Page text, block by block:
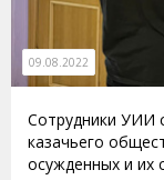
09.08.2022
Сотрудники УИИ
казачьего
осужденных и их